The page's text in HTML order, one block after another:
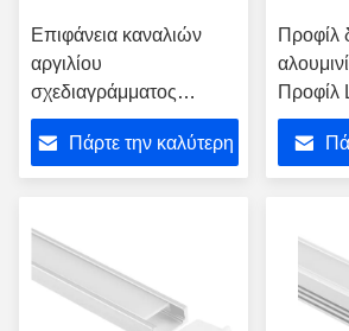
Επιφάνεια καναλιών
αργιλίου
σχεδιαγράμματος
φωτισμού των
οδηγήσεων που
τοποθετείται για τις
οδηγήσεων
Πάρτε την καλύτερη
Προφίλ
Προφίλ